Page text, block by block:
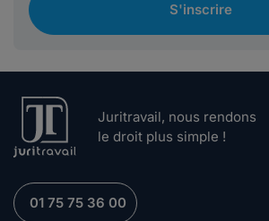
S'inscrire
Juritravail, nous rendons
le droit plus simple !
01 75 75 36 00